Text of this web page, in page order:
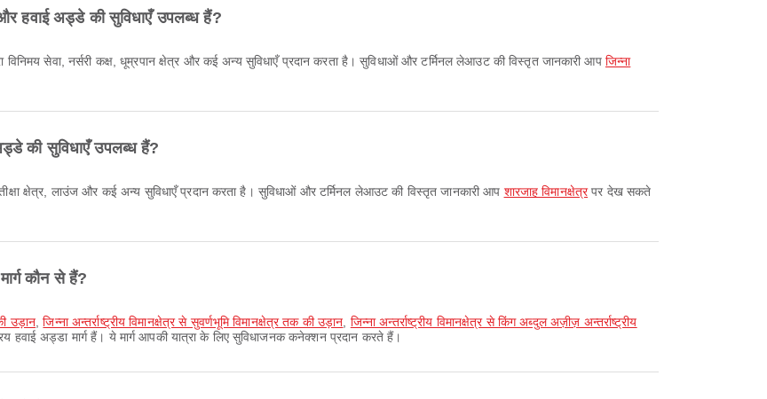
और हवाई अड्डे की सुविधाएँ उपलब्ध हैं?
विनिमय सेवा, नर्सरी कक्ष, धूम्रपान क्षेत्र और कई अन्य सुविधाएँ प्रदान करता है। सुविधाओं और टर्मिनल लेआउट की विस्तृत जानकारी आप जिन्ना
की सुविधाएँ उपलब्ध हैं?
क्षेत्र, लाउंज और कई अन्य सुविधाएँ प्रदान करता है। सुविधाओं और टर्मिनल लेआउट की विस्तृत जानकारी आप शारजाह विमानक्षेत्रपर देख सकते
कौन से हैं?
उड़ान ,जिन्ना अन्तर्राष्ट्रीय विमानक्षेत्र से सुवर्णभूमि विमानक्षेत्र तक की उड़ान जिन्ना अन्तर्राष्ट्रीय विमानक्षेत्र से किंग अब्दुल अज़ीज़ अन्तर्राष्ट्रीय
हवाई अड्डा मार्ग हैं। ये मार्ग आपकी यात्रा के लिए सुविधाजनक कनेक्शन प्रदान करते हैं।